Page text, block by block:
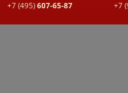
+7 (495) 607-65-87 +7